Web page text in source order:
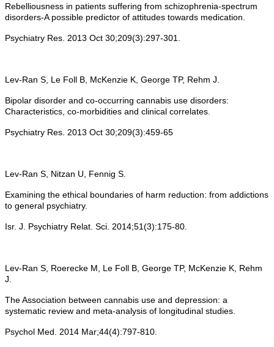
Rebelliousness in patients suffering from schizophrenia-spectrum
disorders-A possible predictor of attitudes towards medication.
Psychiatry Res. 2013 Oct 30;209(3):297-301.
Lev-Ran S, Le Foll B, McKenzie K, George TP, Rehm J.
Bipolar disorder and co-occurring cannabis use disorders:
Characteristics, co-morbidities and clinical correlates.
Psychiatry Res. 2013 Oct 30;209(3):459-65
Lev-Ran S, Nitzan U, Fennig S.
Examining the ethical boundaries of harm reduction: from addictions
to general psychiatry.
Isr. J. Psychiatry Relat. Sci. 2014;51(3):175-80.
Lev-Ran S, Roerecke M, Le Foll B, George TP, McKenzie K, Rehm
J.
The Association between cannabis use and depression: a
systematic review and meta-analysis of longitudinal studies.
Psychol Med. 2014 Mar;44(4):797-810.